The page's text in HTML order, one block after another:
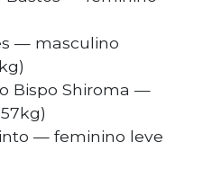
— masculino
Bispo Shiroma —
— feminino leve